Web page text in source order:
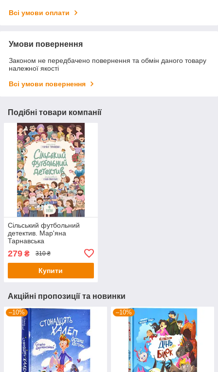
Всі умови оплати
Умови повернення
Законом не передбачено повернення та обмін даного товару
належної якості
Всі умови повернення
Подібні товари компанії
Сільський футбольний
детектив. Мар'яна
Тарнавська
279 ₴ 310 ₴
Купити
Акційні пропозиції та новинки
–10% –10%